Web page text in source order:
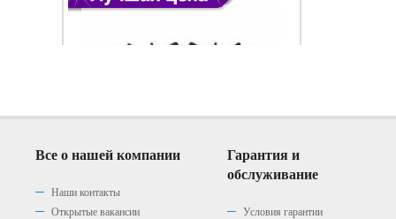
Все о нашей компании
Наши контакты
Открытые вакансии
Гарантия и
обслуживание
Условия гарантии